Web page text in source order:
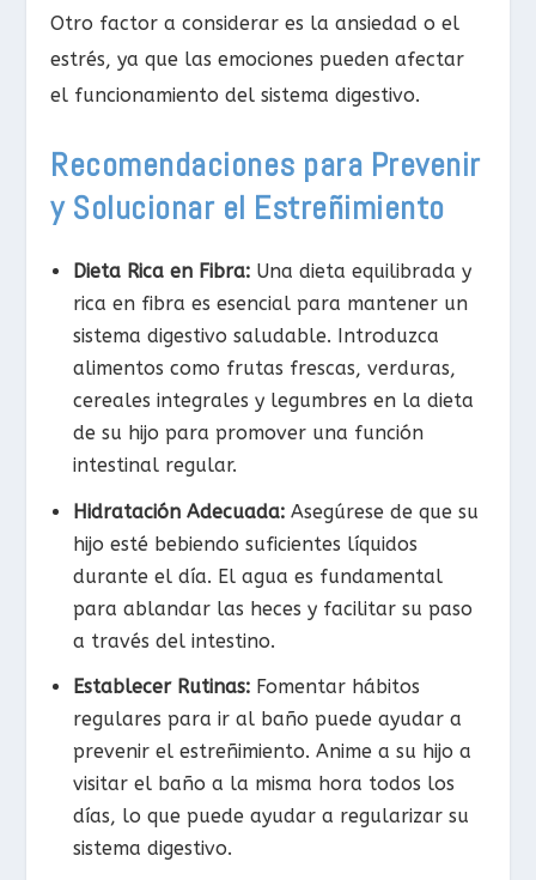
Otro factor a considerar es la ansiedad o el
estrés, ya que las emociones pueden afectar
el funcionamiento del sistema digestivo.
Recomendaciones para Prevenir
y Solucionar el Estreñimiento
Dieta Rica en Fibra: Una dieta equilibrada y
rica en fibra es esencial para mantener un
sistema digestivo saludable. Introduzca
alimentos como frutas frescas, verduras,
cereales integrales y legumbres en la dieta
de su hijo para promover una función
intestinal regular.
Hidratación Adecuada: Asegúrese de que su
hijo esté bebiendo suficientes líquidos
durante el día. El agua es fundamental
para ablandar las heces y facilitar su paso
a través del intestino.
Establecer Rutinas: Fomentar hábitos
regulares para ir al baño puede ayudar a
prevenir el estreñimiento. Anime a su hijo a
visitar el baño a la misma hora todos los
días, lo que puede ayudar a regularizar su
sistema digestivo.